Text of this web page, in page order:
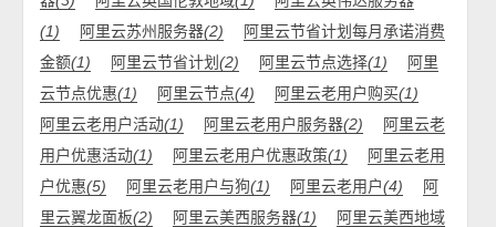
(1)
阿里云苏州服务器(2)
阿里云节省计划每月承诺消费
金额(1) 阿里云节省计划(2) 阿里云节点选择(1)
阿里
云节点优惠(1) 阿里云节点(4) 阿里云老用户购买(1)
阿里云老用户活动(1) 阿里云老用户服务器(2)
阿里云老
用户优惠活动(1) 阿里云老用户优惠政策(1)
阿里云老用
户优惠(5) 阿里云老用户与狗(1) 阿里云老用户(4)
阿
里云翼龙面板(2) 阿里云美西服务器(1)
阿里云美西地域